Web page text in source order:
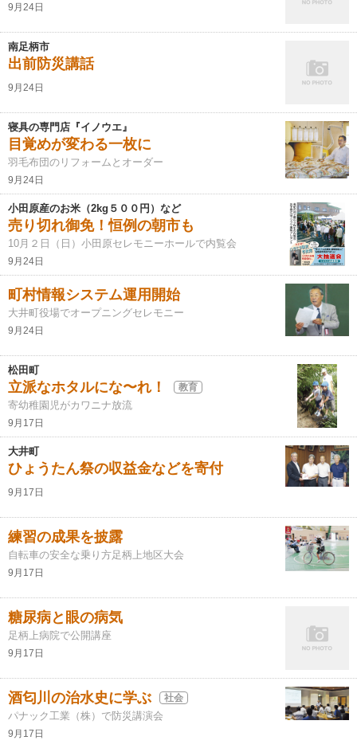
9月24日
南足柄市
出前防災講話
9月24日
寝具の専門店『イノウエ』
目覚めが変わる一枚に
羽毛布団のリフォームとオーダー
9月24日
小田原産のお米（2kg５００円）など
売り切れ御免！恒例の朝市も
10月２日（日）小田原セレモニーホールで内覧会
9月24日
町村情報システム運用開始
大井町役場でオープニングセレモニー
9月24日
松田町
立派なホタルにな〜れ！ 教育
寄幼稚園児がカワニナ放流
9月17日
大井町
ひょうたん祭の収益金などを寄付
9月17日
練習の成果を披露
自転車の安全な乗り方足柄上地区大会
9月17日
糖尿病と眼の病気
足柄上病院で公開講座
9月17日
酒匂川の治水史に学ぶ 社会
パナック工業（株）で防災講演会
9月17日